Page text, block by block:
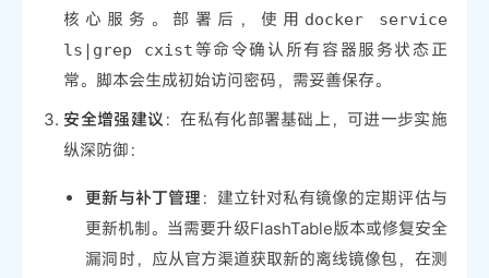
核心服务。部署后，使用 docker service
ls|grep cxist 等命令确认所有容器服务状态正
常。脚本会生成初始访问密码，需妥善保存。
安全增强建议 ：在私有化部署基础上，可进一步实施
纵深防御：
更新与补丁管理：建立针对私有镜像的定期评估与
更新机制。当需要升级FlashTable版本或修复安全
漏洞时，应从官方渠道获取新的离线镜像包，在测